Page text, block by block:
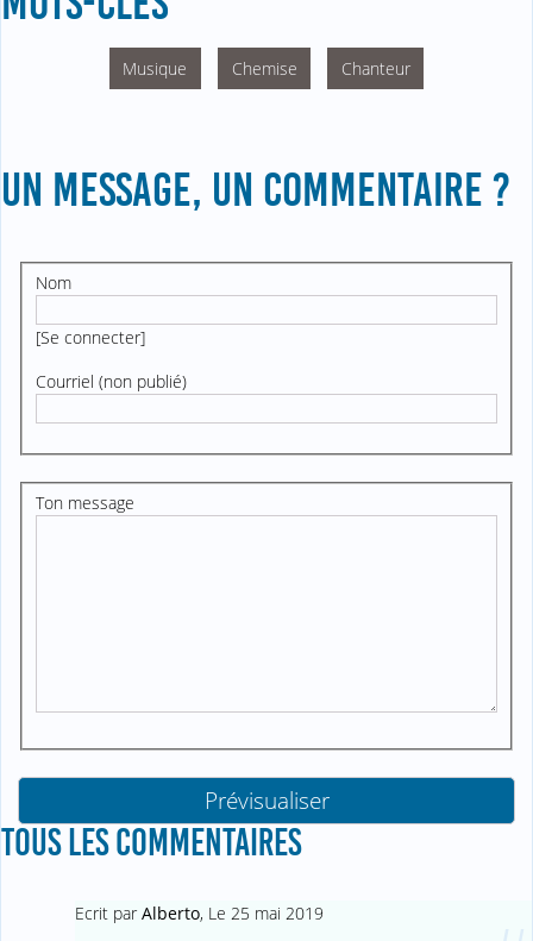
Musique Chemise Chanteur
UN MESSAGE, UN COMMENTAIRE ?
Nom
[Se connecter]
Courriel (non publié)
Ton message
TOUS LES COMMENTAIRES
Ecrit par Alberto, Le 25 mai 2019